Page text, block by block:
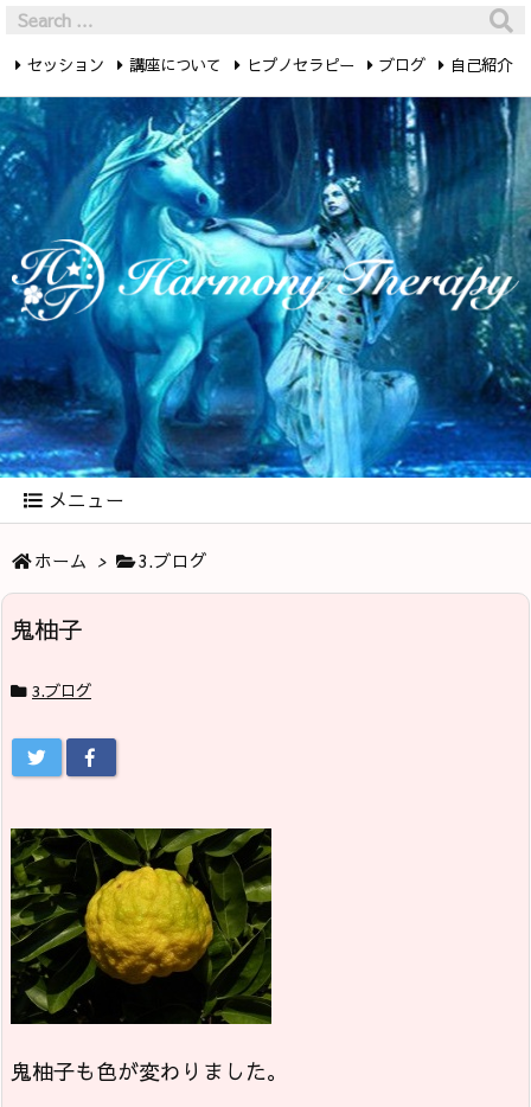
メニュー
セッション 講座について ヒプノセラピー ブログ 自己紹介
最新記事 お問い合わせ
ホーム > 3.ブログ
鬼柚子
3.ブログ
鬼柚子も色が変わりました。